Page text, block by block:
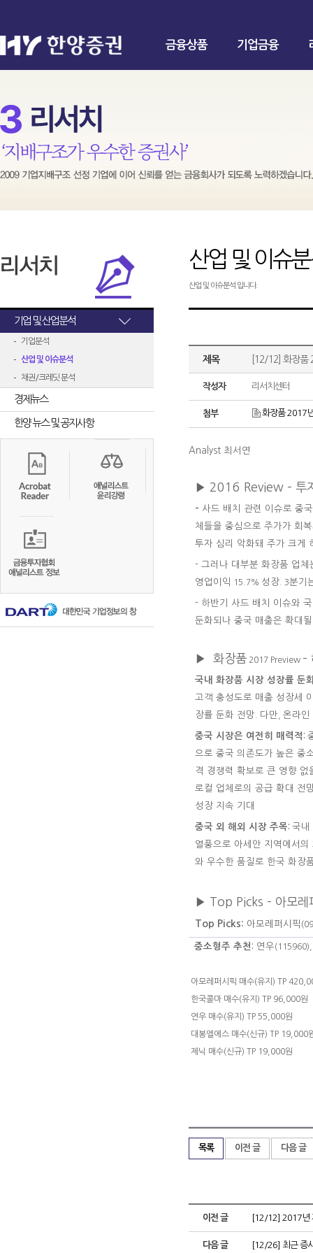
금융상품 기업금융
기업 및 산업분석
기업분석
산업 및 이슈분석
채권/크레딧 분석
경제뉴스
한양 뉴스 및 공지사항
산업 및 이슈
산업 및 이슈분석 입니다.
제목 [12/12] 화장품
작성자 리서치센터
첨부 화장품 2017
Analyst 최서연
▶ 2016 Review – 투
- 사드 배치 관련 이슈로 중
체들을 중심으로 주가가 회
투자 심리 악화돼 주가 크게
-그러나 대부분 화장품 업체
영업이익 15.7% 성장 . 3분기
- 하반기 사드 배치 이슈와
둔화되나 중국 매출은 확대
▶ 화장품 2017 Preview –
국내 화장품 시장 성장률 둔
고객 충성도로 매출 성장세
장률 둔화 전망
다만 ,온라인
중국 시장은 여전히 매력적 :
으로 중국 의존도가 높은 중
격 경쟁력 확보로 큰 영향 없
로컬 업체로의 공급 확대 전
성장 지속 기대
중국 외 해외 시장 주목:국내
열풍으로 아세안 지역에서
와 우수한 품질로 한국 화장
▶ Top Picks – 아모레
Top Picks: 아모레퍼시픽
중소형주 추천 : 연우
아모레퍼시픽 매수(유지) TP
한국콜마 매수(유지) TP 96,000원
연우 매수(유지) TP 55,000원
대봉엘에스 매수(신규) TP 19,000
제닉 매수(신규) TP 19,000원
목록 이전 글 다음 글
이전 글 [12/12] 2017년
다음 글 [12/26] 최근 증